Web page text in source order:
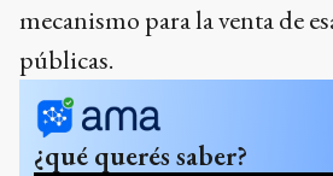
mecanismo para la venta de
públicas.
¿qué querés saber?